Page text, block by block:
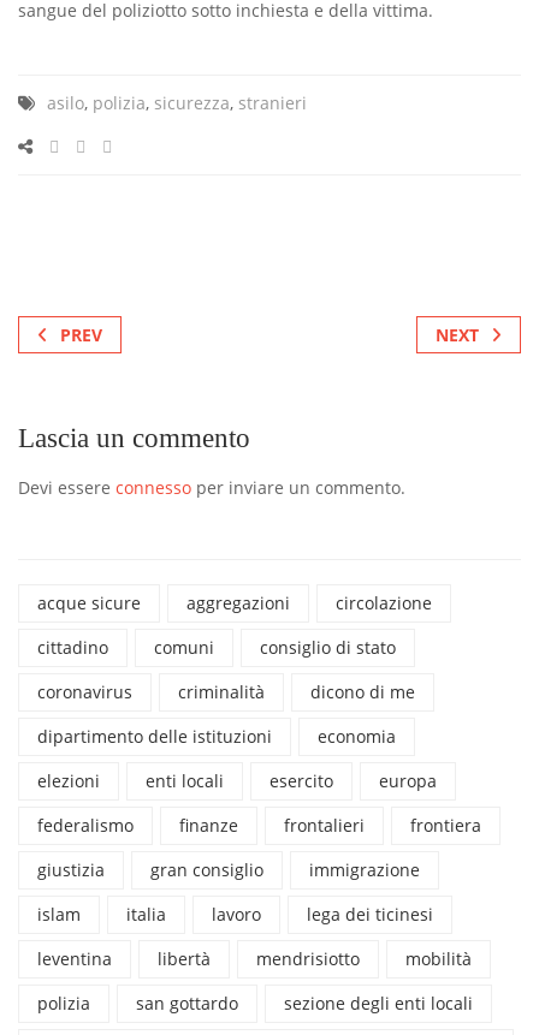
sangue del poliziotto sotto inchiesta e della vittima.
asilo, polizia, sicurezza, stranieri
PREV NEXT
Lascia un commento
Devi essere connesso per inviare un commento.
acque sicure aggregazioni
circolazione
cittadino
comuni
consiglio di stato
coronavirus
criminalità
dicono di me
dipartimento delle istituzioni
economia
elezioni
enti locali esercito
europa
federalismo
finanze frontalieri
frontiera
giustizia
gran consiglio
immigrazione
islam
italia lavoro
lega dei ticinesi
leventina
libertà mendrisiotto
mobilità
polizia
san gottardo
sezione degli enti locali